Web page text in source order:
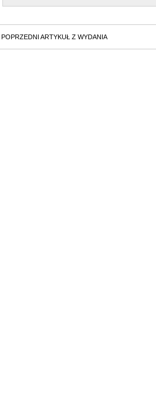
POPRZEDNI ARTYKUŁ Z WYDANIA